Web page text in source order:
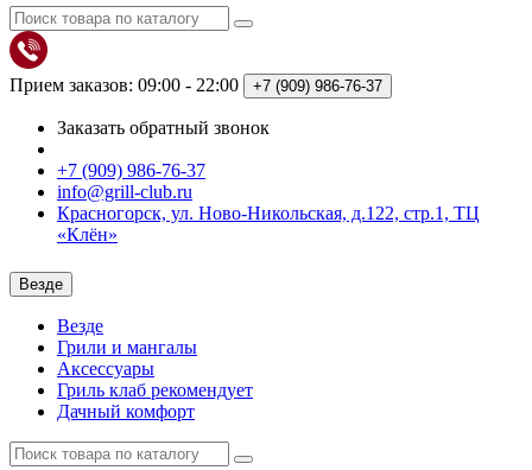
Прием заказов: 09:00 - 22:00 +7 (909) 986-76-37
Заказать обратный звонок
+7 (909) 986-76-37
info@grill-club.ru
Красногорск, ул. Ново-Никольская, д.122, стр.1, ТЦ
«Клён»
Везде
Везде
Грили и мангалы
Аксессуары
Гриль клаб рекомендует
Дачный комфорт